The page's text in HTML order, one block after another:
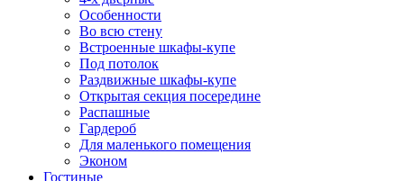
Особенности
Во всю стену
Встроенные шкафы-купе
Под потолок
Раздвижные шкафы-купе
Открытая секция посередине
Распашные
Гардероб
Для маленького помещения
Эконом
Гостиные